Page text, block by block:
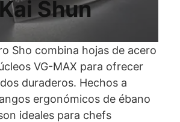
Kai Shun
Sho combina hojas de acero
VG-MAX para ofrecer
duraderos. Hechos a
ergonómicos de ébano
ideales para chefs